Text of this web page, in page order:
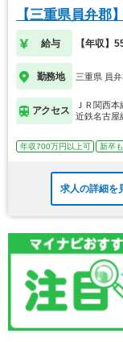
【三重県員弁郡
給与 【年収】
勤務地 三重県 員
アクセス
ＪＲ関西
近鉄名古
年収700万円以上可 新卒
求人の詳細を